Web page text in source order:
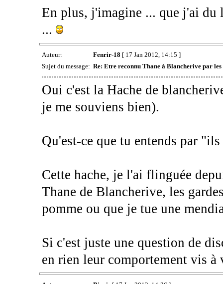
En plus, j'imagine ... que j'ai du
...
Auteur: Fenrir-18 [ 17 Jan 2012, 14:15 ]
Sujet du message: Re: Etre reconnu Thane à Blancherive par les
Oui c'est la Hache de
je me souviens bien).
Qu'est-ce que tu entends par
Cette hache, je l'ai flinguée
Thane de Blancherive, les
pomme ou que je tue une
Si c'est juste une question de
en rien leur comportement vis à